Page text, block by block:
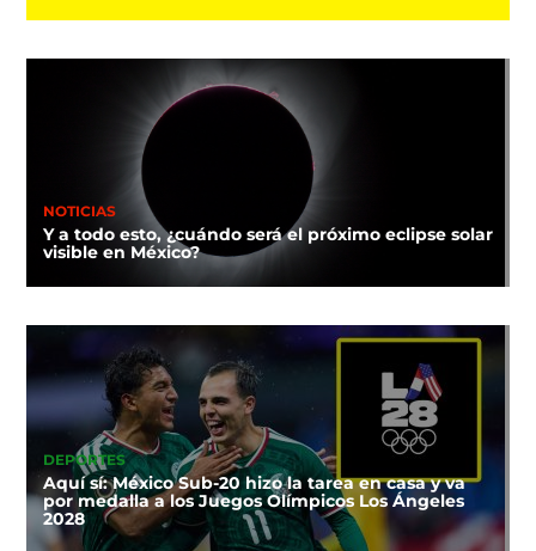
NOTICIAS
Y a todo esto, ¿cuándo será el próximo eclipse solar
visible en México?
DEPORTES
Aquí sí: México Sub-20 hizo la tarea en casa y va
por medalla a los Juegos Olímpicos Los Ángeles
2028